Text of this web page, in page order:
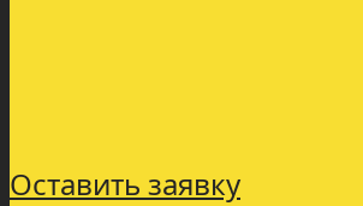
Оставить заявку